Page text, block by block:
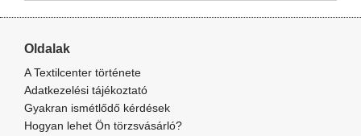
Oldalak
A Textilcenter története
Adatkezelési tájékoztató
Gyakran ismétlődő kérdések
Hogyan lehet Ön törzsvásárló?